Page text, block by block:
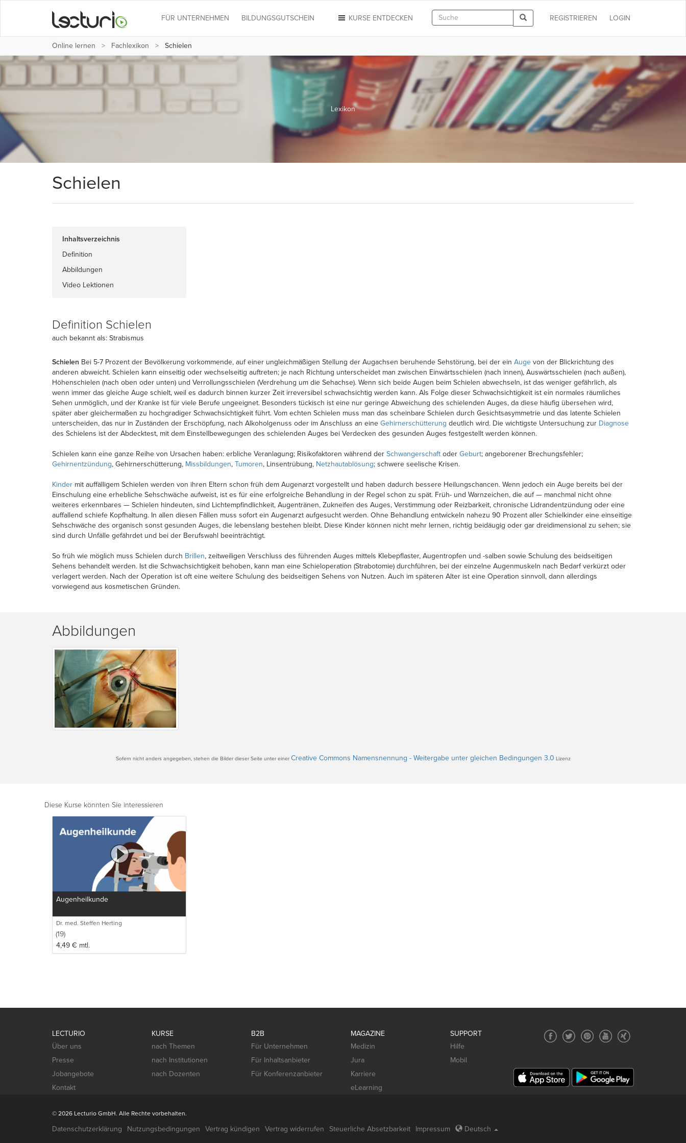
LOGIN
REGISTRIEREN
KURSE ENTDECKEN
FÜR UNTERNEHMEN BILDUNGSGUTSCHEIN
Online lernen Fachlexikon Schielen
Lexikon
Schielen
Inhaltsverzeichnis
Definition
Abbildungen
Video Lektionen
Definition Schielen
auch bekannt als: Strabismus
Schielen Bei 5-7 Prozent der Bevölkerung vorkommende, auf einer ungleichmäßigen Stellung der Augachsen beruhende Sehstörung, bei der ein Auge von der Blickrichtung des
anderen abweicht. Schielen kann einseitig oder wechselseitig auftreten; je nach Richtung unterscheidet man zwischen Einwärtsschielen (nach innen), Auswärtsschielen (nach außen),
Höhenschielen (nach oben oder unten) und Verrollungsschielen (Verdrehung um die Sehachse). Wenn sich beide Augen beim Schielen abwechseln, ist das weniger gefährlich, als
wenn immer das gleiche Auge schielt, weil es dadurch binnen kurzer Zeit irreversibel schwachsichtig werden kann. Als Folge dieser Schwachsichtigkeit ist ein normales räumliches
Sehen unmöglich, und der Kranke ist für viele Berufe ungeeignet. Besonders tückisch ist eine nur geringe Abweichung des schielenden Auges, da diese häufig übersehen wird,
später aber gleichermaßen zu hochgradiger Schwachsichtigkeit führt. Vom echten Schielen muss man das scheinbare Schielen durch Gesichtsasymmetrie und das latente Schielen
unterscheiden, das nur in Zuständen der Erschöpfung, nach Alkoholgenuss oder im Anschluss an eine Gehirnerschütterung deutlich wird. Die wichtigste Untersuchung zur Diagnose
des Schielens ist der Abdecktest, mit dem Einstellbewegungen des schielenden Auges bei Verdecken des gesunden Auges festgestellt werden können.
Schielen kann eine ganze Reihe von Ursachen haben: erbliche Veranlagung; Risikofaktoren während der Schwangerschaft oder Geburt; angeborener Brechungsfehler;
Gehirnentzündung, Gehirnerschütterung, Missbildungen, Tumoren, Linsentrübung, Netzhautablösung; schwere seelische Krisen.
Kinder mit auffälligem Schielen werden von ihren Eltern schon früh dem Augenarzt vorgestellt und haben dadurch bessere Heilungschancen. Wenn jedoch ein Auge bereits bei der
Einschulung eine erhebliche Sehschwäche aufweist, ist es für eine erfolgreiche Behandlung in der Regel schon zu spät. Früh- und Warnzeichen, die auf — manchmal nicht ohne
weiteres erkennbares — Schielen hindeuten, sind Lichtempfindlichkeit, Augentränen, Zukneifen des Auges, Verstimmung oder Reizbarkeit, chronische Lidrandentzündung oder eine
auffallend schiefe Kopfhaltung. In allen diesen Fällen muss sofort ein Augenarzt aufgesucht werden. Ohne Behandlung entwickeln nahezu 90 Prozent aller Schielkinder eine einseitige
Sehschwäche des organisch sonst gesunden Auges, die lebenslang bestehen bleibt. Diese Kinder können nicht mehr lernen, richtig beidäugig oder gar dreidimensional zu sehen; sie
sind durch Unfälle gefährdet und bei der Berufswahl beeinträchtigt.
So früh wie möglich muss Schielen durch Brillen, zeitweiligen Verschluss des führenden Auges mittels Klebepflaster, Augentropfen und -salben sowie Schulung des beidseitigen
Sehens behandelt werden. Ist die Schwachsichtigkeit behoben, kann man eine Schieloperation (Strabotomie) durchführen, bei der einzelne Augenmuskeln nach Bedarf verkürzt oder
verlagert werden. Nach der Operation ist oft eine weitere Schulung des beidseitigen Sehens von Nutzen. Auch im späteren Alter ist eine Operation sinnvoll, dann allerdings
vorwiegend aus kosmetischen Gründen.
Abbildungen
Sofern nicht anders angegeben, stehen die Bilder dieser Seite unter einerCreative Commons Namensnennung - Weitergabe unter gleichen Bedingungen 3.0 Lizenz
Diese Kurse könnten Sie interessieren
Augenheilkunde
Dr. med. Steffen Herting
(19)
4,49 € mtl.
LECTURIO
Über uns
Presse
Jobangebote
Kontakt
KURSE
nach Themen
nach Institutionen
nach Dozenten
B2B
Für Unternehmen
Für Inhaltsanbieter
Für Konferenzanbieter
MAGAZINE
Medizin
Jura
Karriere
eLearning
SUPPORT
Hilfe
Mobil
© 2026 Lecturio GmbH. Alle Rechte vorbehalten.
Datenschutzerklärung Nutzungsbedingungen Vertrag kündigen Vertrag widerrufen Steuerliche Absetzbarkeit Impressum Deutsch